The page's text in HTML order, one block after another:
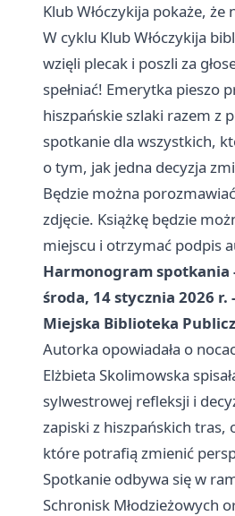
Klub Włóczykija pokaże,
W cyklu Klub Włóczykija
wzięli plecak i poszli za
spełniać! Emerytka pieszo
hiszpańskie szlaki razem
spotkanie dla wszystkich,
o tym, jak jedna decyzja
Będzie można
zdjęcie. Książkę będzie
miejscu i otrzymać podpis
Harmonogram spotkania
środa, 14 stycznia 2026 r.
Miejska Biblioteka
Autorka opowiadała o
Elżbieta Skolimowska
sylwestrowej refleksji i
zapiski z hiszpańskich
które potrafią zmienić
Spotkanie odbywa się w
Schronisk Młodzieżowych